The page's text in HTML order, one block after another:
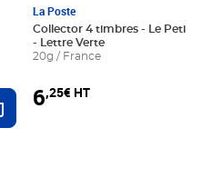
Ajouter au panier
La Poste
Collector 4 timbres - Le Petit
- Lettre Verte
20g / France
6,25€ HT